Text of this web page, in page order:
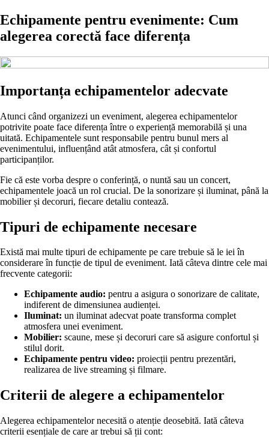
Echipamente pentru evenimente: Cum
alegerea corectă face diferența
Importanța echipamentelor adecvate
Atunci când organizezi un eveniment, alegerea echipamentelor
potrivite poate face diferența între o experiență memorabilă și una
uitată. Echipamentele sunt responsabile pentru bunul mers al
evenimentului, influențând atât atmosfera, cât și confortul
participanților.
Fie că este vorba despre o conferință, o nuntă sau un concert,
echipamentele joacă un rol crucial. De la sonorizare și iluminat, până la
mobilier și decoruri, fiecare detaliu contează.
Tipuri de echipamente necesare
Există mai multe tipuri de echipamente pe care trebuie să le iei în
considerare în funcție de tipul de eveniment. Iată câteva dintre cele mai
frecvente categorii:
Echipamente audio: pentru a asigura o sonorizare de calitate,
indiferent de dimensiunea audienței.
Iluminat: un iluminat adecvat poate transforma complet
atmosfera unei eveniment.
Mobilier: scaune, mese și decoruri care să asigure confortul și
stilul dorit.
Echipamente pentru video: proiecții pentru prezentări,
realizarea de live streaming și filmare.
Criterii de alegere a echipamentelor
Alegerea echipamentelor necesită o atenție deosebită. Iată câteva
criterii esențiale de care ar trebui să ții cont: